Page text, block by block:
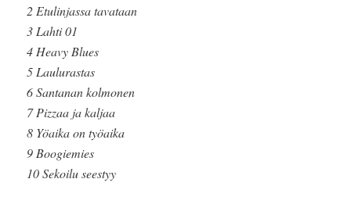
2 Etulinjassa tavataan
3 Lahti 01
4 Heavy Blues
5 Laulurastas
6 Santanan kolmonen
7 Pizzaa ja kaljaa
8 Yöaika on työaika
9 Boogiemies
10 Sekoilu seestyy